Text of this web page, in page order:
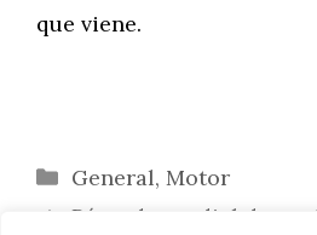
que viene.
Categorías
General, Motor
Récord mundial de